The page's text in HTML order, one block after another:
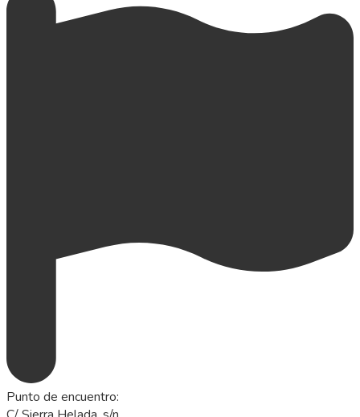
Punto de encuentro: